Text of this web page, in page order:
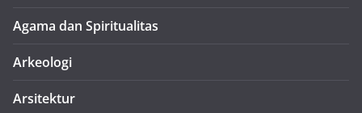
Agama dan Spiritualitas
Arkeologi
Arsitektur